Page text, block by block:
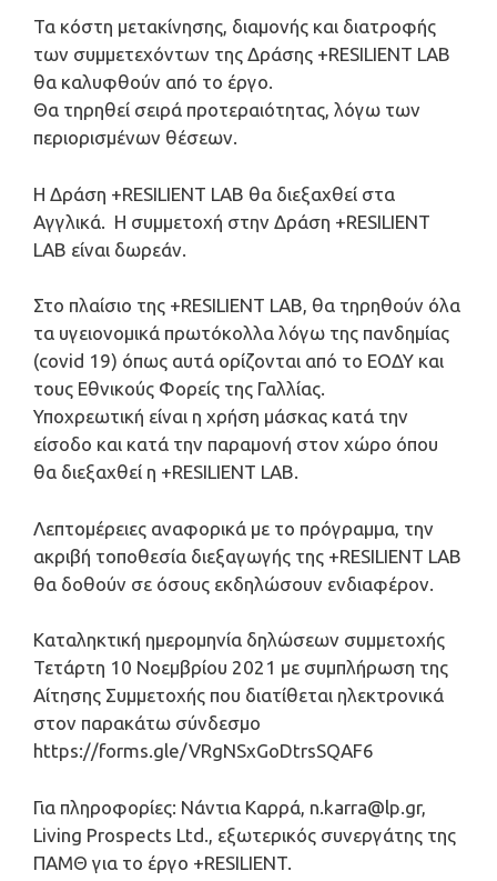
Τα κόστη μετακίνησης, διαμονής και διατροφής
των συμμετεχόντων της Δράσης +RESILIENT LAB
θα καλυφθούν από το έργο.
Θα τηρηθεί σειρά προτεραιότητας, λόγω των
περιορισμένων θέσεων.
Η Δράση +RESILIENT LAB θα διεξαχθεί στα
Αγγλικά. Η συμμετοχή στην Δράση +RESILIENT
LAB είναι δωρεάν.
Στο πλαίσιο της +RESILIENT LAB, θα τηρηθούν όλα
τα υγειονομικά πρωτόκολλα λόγω της πανδημίας
(covid 19) όπως αυτά ορίζονται από το ΕΟΔΥ και
τους Εθνικούς Φορείς της Γαλλίας.
Υποχρεωτική είναι η χρήση μάσκας κατά την
είσοδο και κατά την παραμονή στον χώρο όπου
θα διεξαχθεί η +RESILIENT LAB.
Λεπτομέρειες αναφορικά με το πρόγραμμα, την
ακριβή τοποθεσία διεξαγωγής της +RESILIENT LAB
θα δοθούν σε όσους εκδηλώσουν ενδιαφέρον.
Καταληκτική ημερομηνία δηλώσεων συμμετοχής
Τετάρτη 10 Νοεμβρίου 2021 με συμπλήρωση της
Αίτησης Συμμετοχής που διατίθεται ηλεκτρονικά
στον παρακάτω σύνδεσμο
https://forms.gle/VRgNSxGoDtrsSQAF6
Για πληροφορίες: Νάντια Καρρά, n.karra@lp.gr,
Living Prospects Ltd., εξωτερικός συνεργάτης της
ΠΑΜΘ για το έργο +RESILIENT.